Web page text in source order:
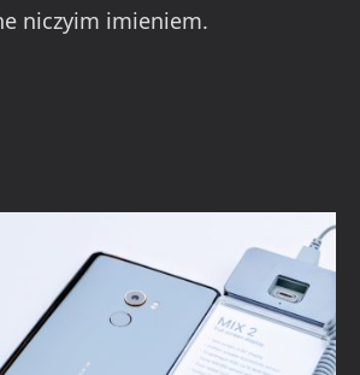
niczyim imieniem.